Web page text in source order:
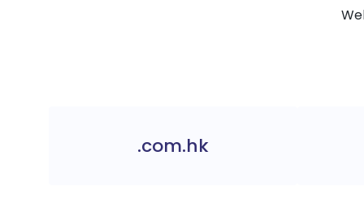
.com.hk